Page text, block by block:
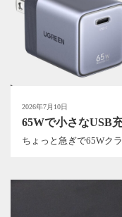
2026年7月10日
65Wで小さなUSB
ちょっと急ぎで65Wク